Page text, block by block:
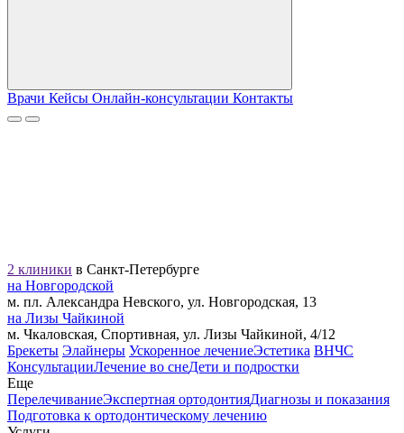
Врачи Кейсы Онлайн-консультации Контакты
2 клиники в Санкт-Петербурге
на Новгородской
м. пл. Александра Невского, ул. Новгородская, 13
на Лизы Чайкиной
м. Чкаловская, Спортивная, ул. Лизы Чайкиной, 4/12
Брекеты Элайнеры Ускоренное лечениеЭстетика ВНЧС
КонсультацииЛечение во снеДети и подростки
Еще
ПерелечиваниеЭкспертная ортодонтияДиагнозы и показания
Подготовка к ортодонтическому лечению